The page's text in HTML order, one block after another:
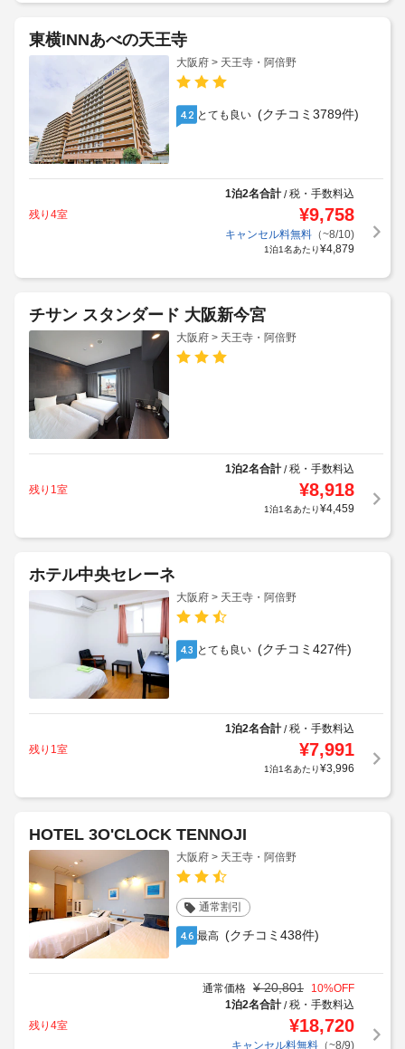
東横INNあべの天王寺
大阪府 > 天王寺・阿倍野
4.2 とても良い (クチコミ3789件)
1泊2名合計/税・手数料込
残り4室
¥9,758
キャンセル料無料（~8/10)
1泊1名あたり¥4,879
チサン スタンダード 大阪新今宮
大阪府 > 天王寺・阿倍野
1泊2名合計/税・手数料込
残り1室
¥8,918
1泊1名あたり¥4,459
ホテル中央セレーネ
大阪府 > 天王寺・阿倍野
4.3 とても良い (クチコミ427件)
1泊2名合計/税・手数料込
残り1室
¥7,991
1泊1名あたり¥3,996
HOTEL 3O'CLOCK TENNOJI
大阪府 > 天王寺・阿倍野
通常割引
4.6 最高 (クチコミ438件)
通常価格 ¥ 20,801 10%OFF
1泊2名合計/税・手数料込
残り4室
¥18,720
キャンセル料無料（~8/9)